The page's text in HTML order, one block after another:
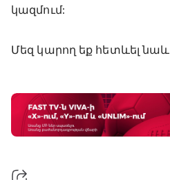
կազմում:
Մեզ կարող եք հետևել նաև